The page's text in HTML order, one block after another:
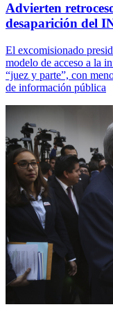
Advierten
desaparición del
El excomisionado
modelo de acceso a la
“juez y parte”, con
de información pública